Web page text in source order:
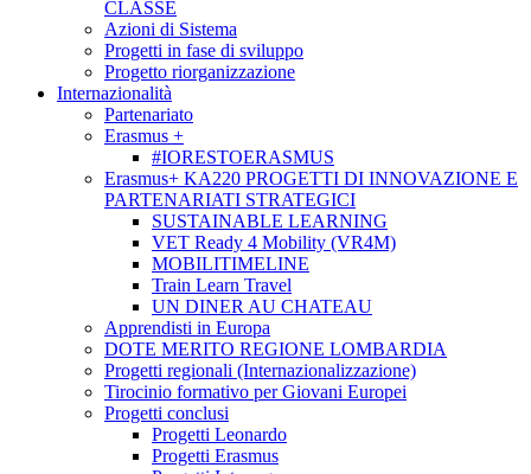
CLASSE
Azioni di Sistema
Progetti in fase di sviluppo
Progetto riorganizzazione
Internazionalità
Partenariato
Erasmus +
#IORESTOERASMUS
Erasmus+ KA220 PROGETTI DI INNOVAZIONE E
PARTENARIATI STRATEGICI
SUSTAINABLE LEARNING
VET Ready 4 Mobility (VR4M)
MOBILITIMELINE
Train Learn Travel
UN DINER AU CHATEAU
Apprendisti in Europa
DOTE MERITO REGIONE LOMBARDIA
Progetti regionali (Internazionalizzazione)
Tirocinio formativo per Giovani Europei
Progetti conclusi
Progetti Leonardo
Progetti Erasmus